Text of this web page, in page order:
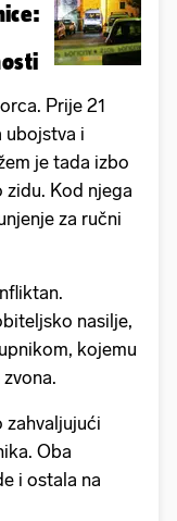
Prije 21
ubojstva i
je tada izbo
Kod njega
za ručni
nasilje,
kojemu
zahvaljujući
Oba
i ostala na